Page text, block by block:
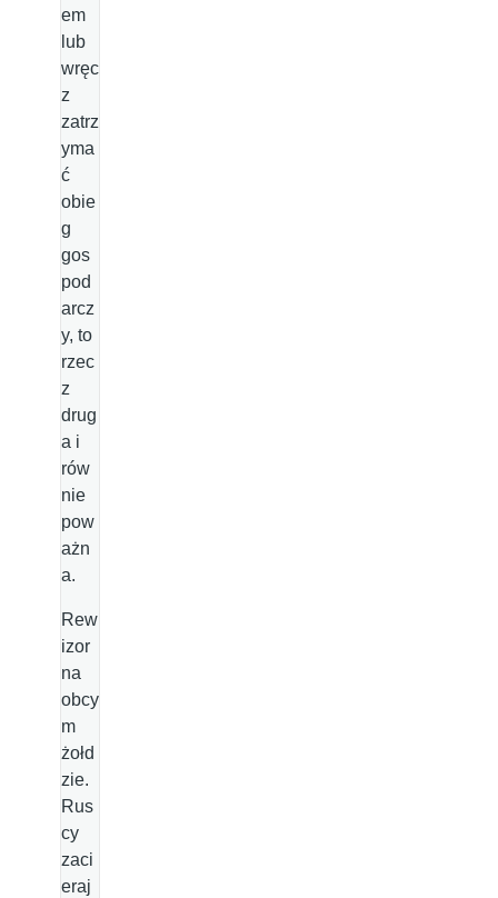
em
lub
wręc
z
zatrz
yma
ć
obie
g
gos
pod
arcz
y, to
rzec
z
drug
a i
rów
nie
pow
ażn
a.
Rew
izor
na
obcy
m
żołd
zie.
Rus
cy
zaci
eraj